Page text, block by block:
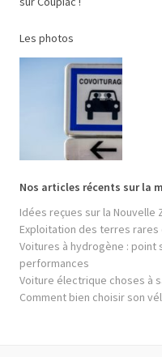
Les photos
Nos articles récents sur la
Idées reçues sur la Nouvelle
Exploitation des terres
Voitures à hydrogène :
performances
Voiture électrique choses à
Comment bien choisir son